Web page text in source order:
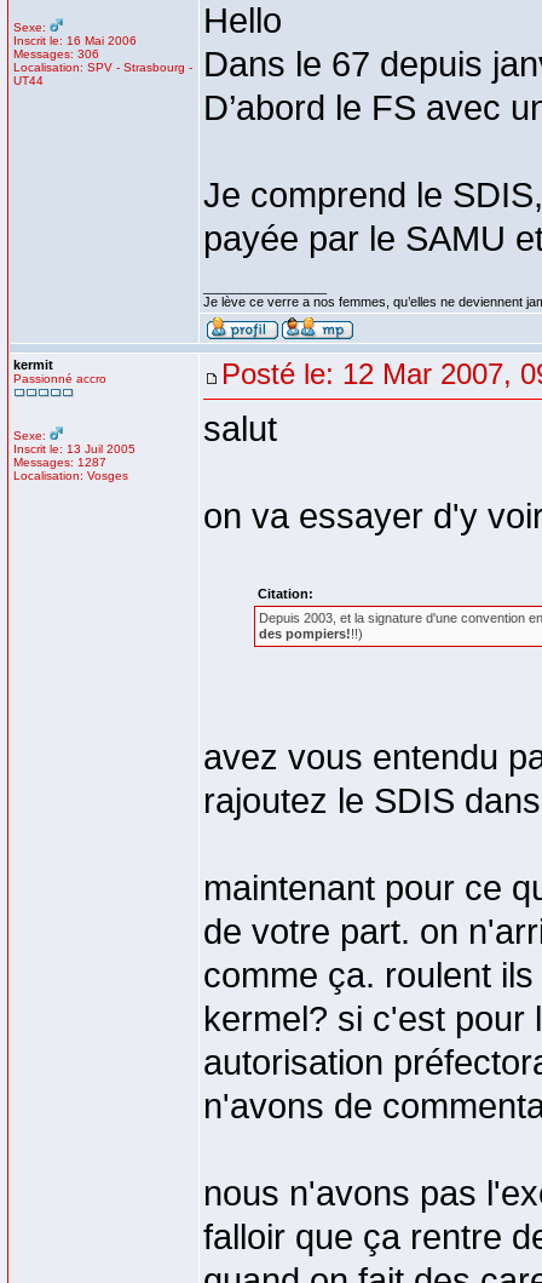
Sexe:
Inscrit le: 16 Mai 2006
Messages: 306
Localisation: SPV - Strasbourg -
UT44
Hello
Dans le 67 depuis
D’abord le FS avec
Je comprend le
payée par le SAMU
Je lève ce verre a nos femmes, qu’elles ne deviennent
kermit
Passionné accro
Sexe:
Inscrit le: 13 Juil 2005
Messages: 1287
Localisation: Vosges
Posté le: 12 Mar 2007,
salut
on va essayer d'y
Citation:
Depuis 2003, et la signature d'une convention
des pompiers!!!)
avez vous entendu
rajoutez le SDIS
maintenant pour ce
de votre part. on
comme ça. roulent
kermel? si c'est pour
autorisation
n'avons de
nous n'avons pas
falloir que ça rentre